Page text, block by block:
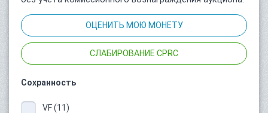
ОЦЕНИТЬ МОЮ МОНЕТУ
СЛАБИРОВАНИЕ CPRC
Сохранность
VF (11)